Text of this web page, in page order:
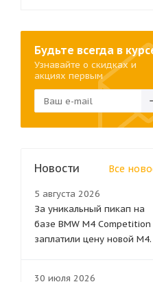
Будьте всегда в
Узнавайте о скидках и
акциях первым
Новости Все
5 августа 2026
За уникальный пикап на
базе BMW M4 Competition
заплатили цену новой M4.
30 июля 2026